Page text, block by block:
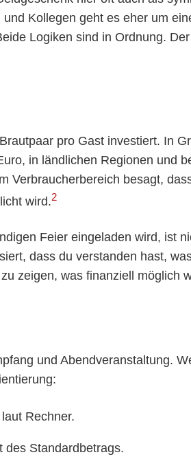
Kollegen geht es eher um
Logiken sind in Ordnung.
pro Gast investiert. In
in ländlichen Regionen und
Verbraucherbereich besagt,
wird.2
Feier eingeladen wird, ist
dass du verstanden hast,
zeigen, was finanziell möglich
und Abendveranstaltung.
Rechner.
des Standardbetrags.